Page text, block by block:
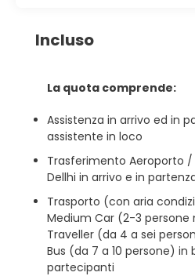
Incluso
La quota comprende:
Assistenza in arrivo ed in
assistente in loco
Trasferimento Aeroporto
Dellhi in arrivo e in
Trasporto (con aria
Medium Car (2-3 persone
Traveller (da 4 a sei
Bus (da 7 a 10 persone) in
partecipanti